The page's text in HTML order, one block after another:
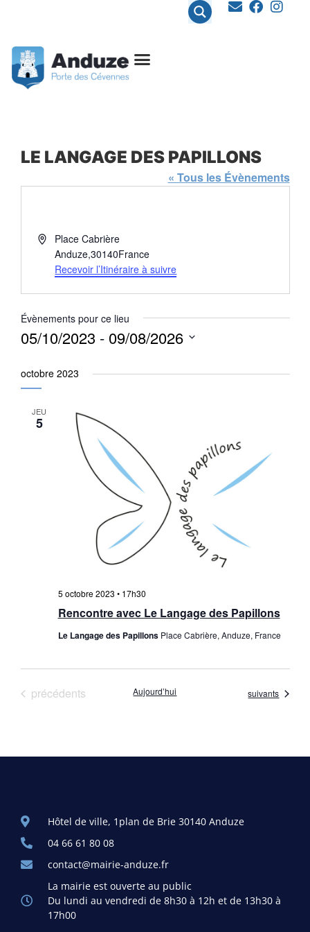
LE LANGAGE DES PAPILLONS
« Tous les Évènements
AdressePlace Cabrière
Anduze,30140France
Recevoir l’Itinéraire à suivre
Évènements pour ce lieu
05/10/2023 - 09/08/2026
date.
octobre 2023
JEU
5
Rencontre avec Le Langage des Papillons
5 octobre 2023 • 17h30
Le Langage des Papillons Place Cabrière, Anduze, France
Évènements
précédents Aujourd’hui Évènements
suivants
Hôtel de ville, 1plan de Brie 30140 Anduze
04 66 61 80 08
contact@mairie-anduze.fr
La mairie est ouverte au public
Du lundi au vendredi de 8h30 à 12h et de 13h30 à
17h00